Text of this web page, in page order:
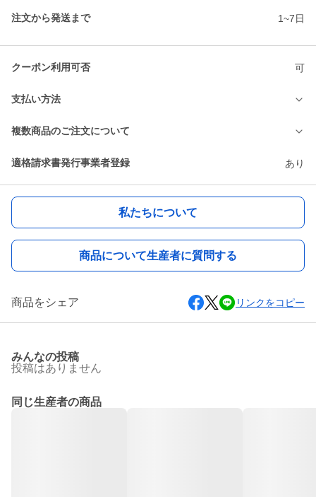
注文から発送まで 1~7日
クーポン利用可否 可
支払い方法
複数商品のご注文について
適格請求書発行事業者登録 あり
私たちについて
商品について生産者に質問する
商品をシェア リンクをコピー
みんなの投稿
投稿はありません
同じ生産者の商品